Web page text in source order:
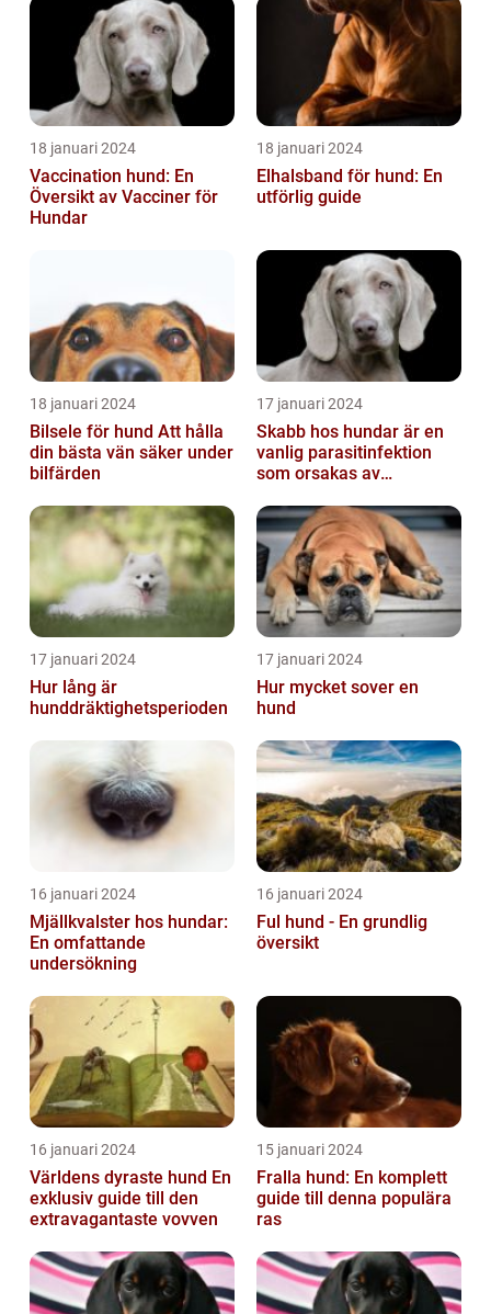
18 januari 2024
Vaccination hund: En
Översikt av Vacciner för
Hundar
18 januari 2024
Elhalsband för hund: En
utförlig guide
18 januari 2024
Bilsele för hund Att hålla
din bästa vän säker under
bilfärden
17 januari 2024
Skabb hos hundar är en
vanlig parasitinfektion
som orsakas av
scabiei
17 januari 2024
Hur lång är
hunddräktighetsperioden
17 januari 2024
Hur mycket sover en
hund
16 januari 2024
Mjällkvalster hos hundar:
En omfattande
undersökning
16 januari 2024
Ful hund - En grundlig
översikt
16 januari 2024
Världens dyraste hund En
exklusiv guide till den
extravagantaste vovven
15 januari 2024
Fralla hund: En komplett
guide till denna populära
ras